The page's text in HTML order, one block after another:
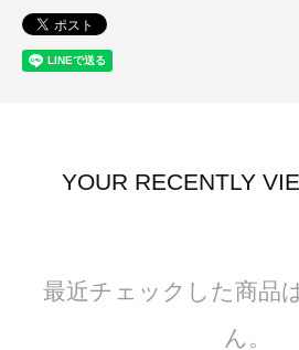
YOUR RECENTLY
最近チェックした商品
ん。